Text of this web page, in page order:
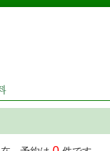
索・予約システム